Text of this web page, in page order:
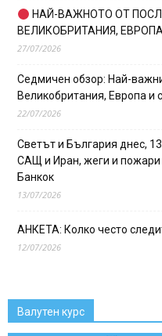
НАЙ-ВАЖНОТО ОТ
ВЕЛИКОБРИТАНИЯ,
27/07/2026
Седмичен обзор: Най-
Великобритания, Европа и
22/07/2026
Светът и България днес,
САЩ и Иран, жеги и пожари
Банкок
13/07/2026
АНКЕТА: Колко често
12/07/2026
Валутен курс